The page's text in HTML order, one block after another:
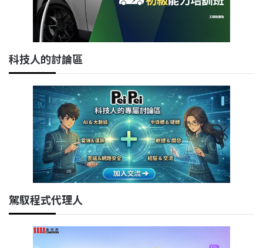
科技人的討論區
駕馭程式代理人